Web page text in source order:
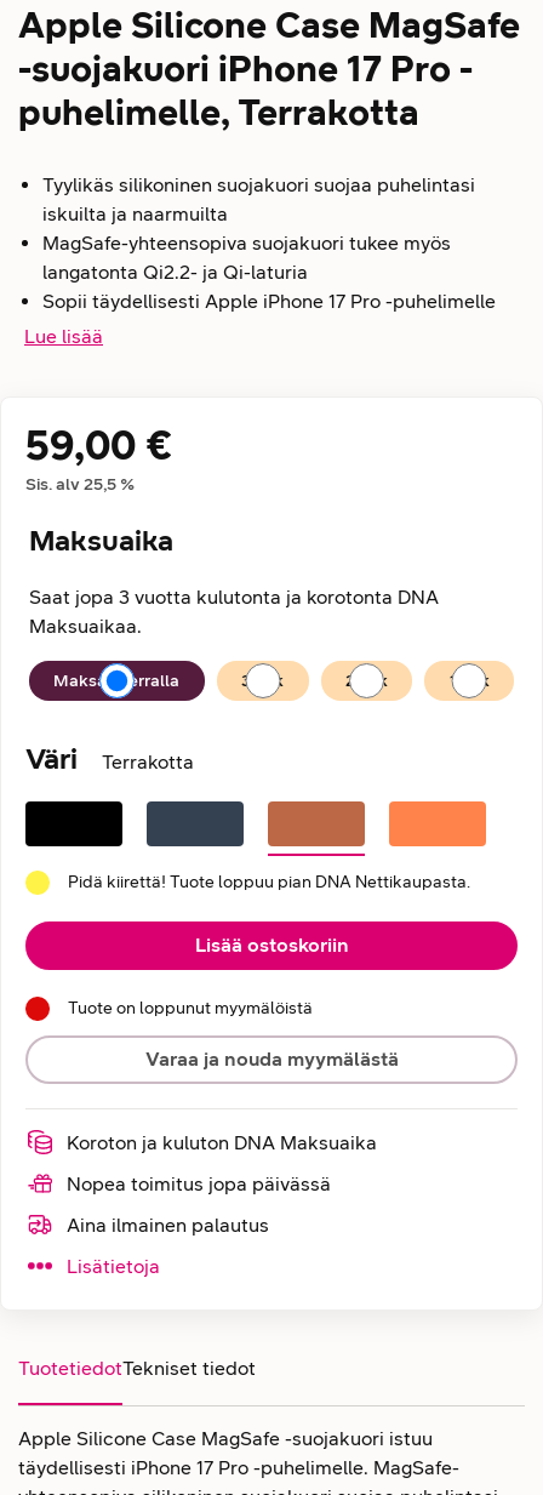
Apple Silicone Case MagSafe
-suojakuori iPhone 17 Pro -
puhelimelle, Terrakotta
Tyylikäs silikoninen suojakuori suojaa puhelintasi
iskuilta ja naarmuilta
MagSafe-yhteensopiva suojakuori tukee myös
langatonta Qi2.2- ja Qi-laturia
Sopii täydellisesti Apple iPhone 17 Pro -puhelimelle
Lue lisää
Hintatiedot
59,00 €
Sis. alv25,5 %
Maksuaika
Saat jopa 3 vuotta kulutonta ja korotonta DNA
Maksuaikaa.
Maksuaika
Maksan kerralla 36 kk 24 kk 12 kk
Väri Terrakotta
Pidä kiirettä! Tuote loppuu pian DNA Nettikaupasta.
Lisää ostoskoriin
Tuote on loppunut myymälöistä
Varaa ja nouda myymälästä
Koroton ja kuluton DNA Maksuaika
Nopea toimitus jopa päivässä
Aina ilmainen palautus
Lisätietoja
TuotetiedotTekniset tiedot
Apple Silicone Case MagSafe -suojakuori istuu
täydellisesti iPhone 17 Pro -puhelimelle. MagSafe-